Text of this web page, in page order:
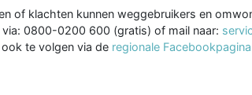
of klachten kunnen weggebruikers en
via: 0800-0200 600 (gratis) of mail naar:
te volgen via de regionale